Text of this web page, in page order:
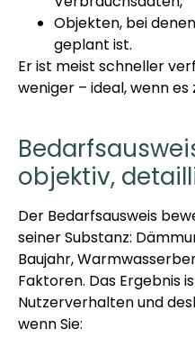
Objekten, bei
geplant ist.
Er ist meist schneller
weniger – ideal, wenn es
objektiv,
Der Bedarfsausweis
seiner Substanz:
Baujahr,
Faktoren. Das Ergebnis
Nutzerverhalten und
wenn Sie: